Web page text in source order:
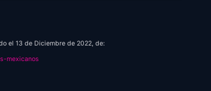
el 13 de Diciembre de 2022, de:
mexicanos